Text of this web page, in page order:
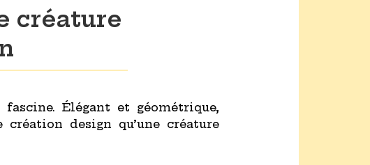
créature
Élégant et géométrique,
design qu’une créature